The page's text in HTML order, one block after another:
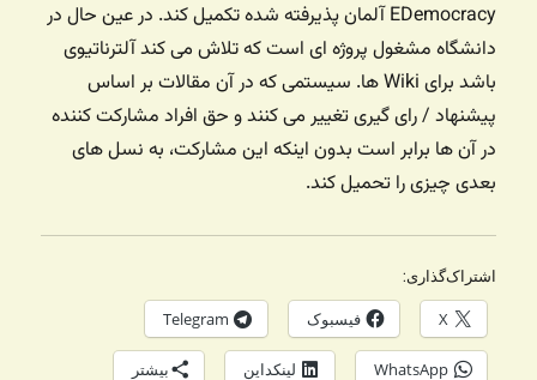
EDemocracy آلمان پذیرفته شده تکمیل کند. در عین حال در
دانشگاه مشغول پروژه ای است که تلاش می کند آلترناتیوی
باشد برای Wiki ها. سیستمی که در آن مقالات بر اساس
پیشنهاد / رای گیری تغییر می کنند و حق افراد مشارکت کننده
در آن ها برابر است بدون اینکه این مشارکت، به نسل های
بعدی چیزی را تحمیل کند.
اشتراک‌گذاری:
X فیسبوک Telegram
WhatsApp لینکداین بیشتر